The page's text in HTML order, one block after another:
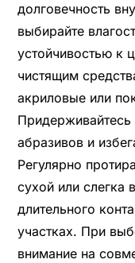
долговечность
выбирайте
устойчивостью к
чистящим
акриловые или
Придерживайтесь
абразивов и
Регулярно
сухой или слегка
длительного
участках. При
внимание на